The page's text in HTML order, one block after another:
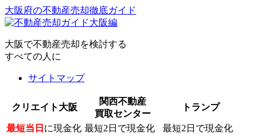
大阪府の不動産売却徹底ガイド
大阪で不動産売却を検討する
すべての人に
サイトマップ
クリエイト大阪
関西不動産
買取センター
トランプ
最短当日 に現金化 最短2日で現金化 最短2日で現金化